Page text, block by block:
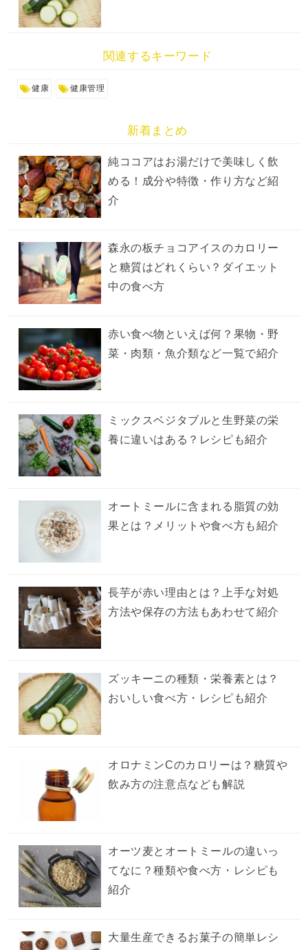
関連するキーワード
健康 健康管理
新着まとめ
純ココアはお湯だけで美味しく飲
める！成分や特徴・作り方など紹
介
森永の板チョコアイスのカロリー
と糖質はどれくらい？ダイエット
中の食べ方
赤い食べ物といえば何？果物・野
菜・肉類・魚介類など一覧で紹介
ミックスベジタブルと生野菜の栄
養に違いはある？レシピも紹介
オートミールに含まれる脂質の効
果とは？メリットや食べ方も紹介
長芋が赤い理由とは？上手な対処
方法や保存の方法もあわせて紹介
ズッキーニの種類・栄養素とは？
おいしい食べ方・レシピも紹介
オロナミンCのカロリーは？糖質や
飲み方の注意点なども解説
オーツ麦とオートミールの違いっ
てなに？種類や食べ方・レシピも
紹介
大量生産できるお菓子の簡単レシ